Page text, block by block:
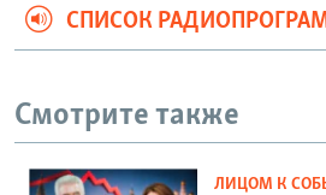
СПИСОК
Смотрите также
ЛИЦОМ К